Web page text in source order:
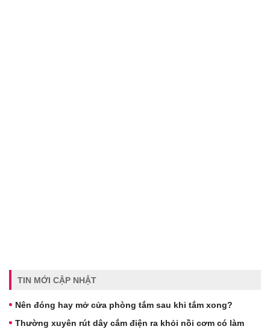
TIN MỚI CẬP NHẬT
Nên đóng hay mở cửa phòng tắm sau khi tắm xong?
Thường xuyên rút dây cắm điện ra khỏi nồi cơm có làm